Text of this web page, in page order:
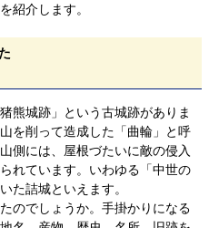
紹介します。
熊城跡」という古城跡がありま
を削って造成した「曲輪」と呼
側には、屋根づたいに敵の侵入
れています。いわゆる「中世の
た詰城といえます。
のでしょうか。手掛かりになる